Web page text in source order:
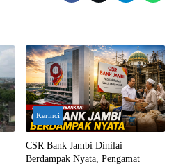
Kerinci
CSR Bank Jambi Dinilai
Berdampak Nyata, Pengamat